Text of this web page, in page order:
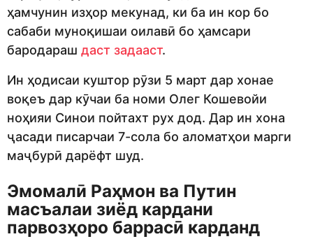
ҳамчунин изҳор мекунад, ки ба ин кор бо
сабаби муноқишаи оилавӣ бо ҳамсари
бародараш даст задааст.
Ин ҳодисаи куштор рӯзи 5 март дар хонае
воқеъ дар кӯчаи ба номи Олег Кошевойи
ноҳияи Синои пойтахт рух дод. Дар ин хона
ҷасади писарчаи 7-сола бо аломатҳои марги
маҷбурӣ дарёфт шуд.
Эмомалӣ Раҳмон ва Путин
масъалаи зиёд кардани
парвозҳоро баррасӣ карданд